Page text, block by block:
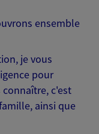
ensemble
je vous
pour
c'est
ainsi que